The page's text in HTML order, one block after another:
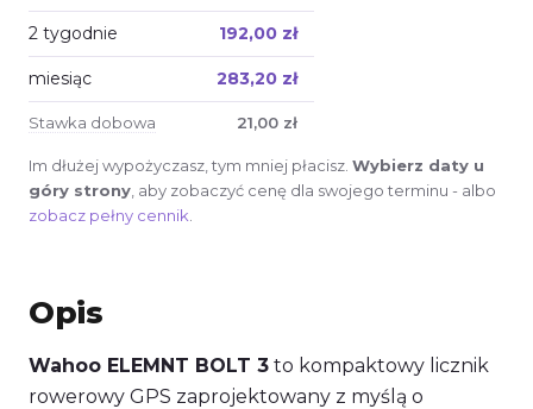
2 tygodnie 192,00 zł
miesiąc 283,20 zł
Stawka dobowa 21,00 zł
Im dłużej wypożyczasz, tym mniej płacisz. Wybierz daty u
góry strony , aby zobaczyć cenę dla swojego terminu - albo
zobacz pełny cennik
Opis
Wahoo ELEMNT BOLT 3 to kompaktowy licznik
rowerowy GPS zaprojektowany z myślą o